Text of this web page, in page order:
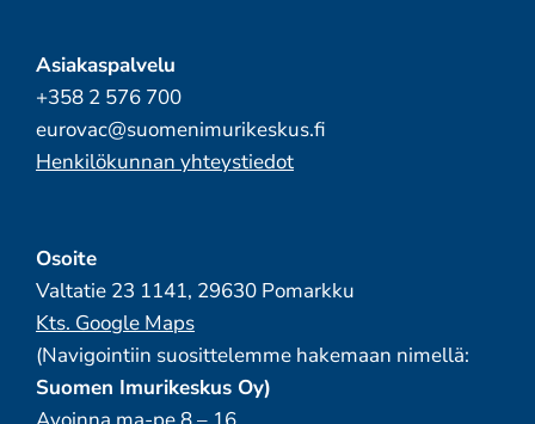
Asiakaspalvelu
+358 2 576 700
eurovac@suomenimurikeskus.fi
Henkilökunnan yhteystiedot
Osoite
Valtatie 23 1141, 29630 Pomarkku
Kts. Google Maps
(Navigointiin suosittelemme hakemaan nimellä:
Suomen Imurikeskus Oy)